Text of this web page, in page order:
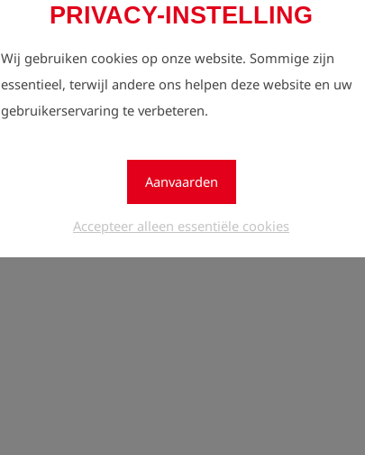
PRIVACY-INSTELLING
Wij gebruiken cookies op onze website. Sommige zijn
essentieel, terwijl andere ons helpen deze website en uw
gebruikerservaring te verbeteren.
Aanvaarden
Accepteer alleen essentiële cookies
lockzien.
Aantal